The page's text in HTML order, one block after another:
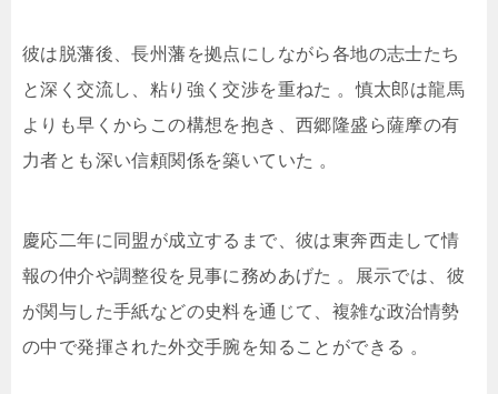
彼は脱藩後、長州藩を拠点にしながら各地の志士たち
と深く交流し、粘り強く交渉を重ねた 。慎太郎は龍馬
よりも早くからこの構想を抱き、西郷隆盛ら薩摩の有
力者とも深い信頼関係を築いていた 。
慶応二年に同盟が成立するまで、彼は東奔西走して情
報の仲介や調整役を見事に務めあげた 。展示では、彼
が関与した手紙などの史料を通じて、複雑な政治情勢
の中で発揮された外交手腕を知ることができる 。